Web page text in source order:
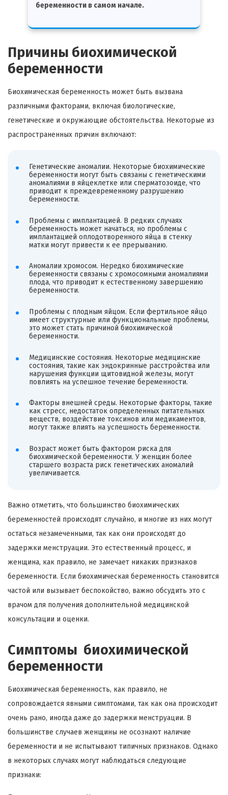
беременности в самом начале.
Причины биохимической
беременности
Биохимическая беременность может быть вызвана
различными факторами, включая биологические,
генетические и окружающие обстоятельства. Некоторые из
распространенных причин включают:
Генетические аномалии. Некоторые биохимические
беременности могут быть связаны с генетическими
аномалиями в яйцеклетке или сперматозоиде, что
приводит к преждевременному разрушению
беременности.
Проблемы с имплантацией. В редких случаях
беременность может начаться, но проблемы с
имплантацией оплодотворенного яйца в стенку
матки могут привести к ее прерыванию.
Аномалии хромосом. Нередко биохимические
беременности связаны с хромосомными аномалиями
плода, что приводит к естественному завершению
беременности.
Проблемы с плодным яйцом. Если фертильное яйцо
имеет структурные или функциональные проблемы,
это может стать причиной биохимической
беременности.
Медицинские состояния. Некоторые медицинские
состояния, такие как эндокринные расстройства или
нарушения функции щитовидной железы, могут
повлиять на успешное течение беременности.
Факторы внешней среды. Некоторые факторы, такие
как стресс, недостаток определенных питательных
веществ, воздействие токсинов или медикаментов,
могут также влиять на успешность беременности.
Возраст может быть фактором риска для
биохимической беременности. У женщин более
старшего возраста риск генетических аномалий
увеличивается.
Важно отметить, что большинство биохимических
беременностей происходят случайно, и многие из них могут
остаться незамеченными, так как они происходят до
задержки менструации. Это естественный процесс, и
женщина, как правило, не замечает никаких признаков
беременности. Если биохимическая беременность становится
частой или вызывает беспокойство, важно обсудить это с
врачом для получения дополнительной медицинской
консультации и оценки.
Симптомы биохимической
беременности
Биохимическая беременность, как правило, не
сопровождается явными симптомами, так как она происходит
очень рано, иногда даже до задержки менструации. В
большинстве случаев женщины не осознают наличие
беременности и не испытывают типичных признаков. Однако
в некоторых случаях могут наблюдаться следующие
признаки: